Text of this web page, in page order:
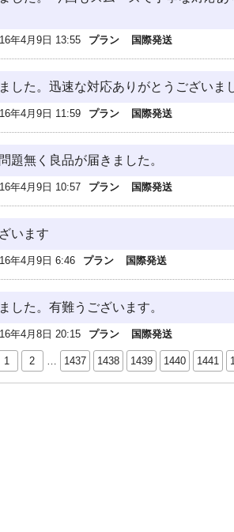
年4月9日 13:55 プラン 国際発送
した。迅速な対応ありがとうございま
年4月9日 11:59 プラン 国際発送
題無く良品が届きました。
年4月9日 10:57 プラン 国際発送
います
年4月9日 6:46 プラン 国際発送
した。有難うございます。
年4月8日 20:15 プラン 国際発送
1 2 … 1437 1438 1439 1440 1441